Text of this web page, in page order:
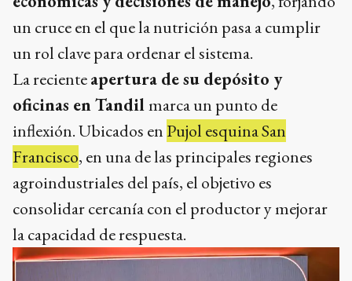
un cruce en el que la nutrición pasa a cumplir
un rol clave para ordenar el sistema.
La recienteapertura de su depósito y
oficinas en Tandilmarca un punto de
inflexión. Ubicados en Pujol esquina San
Francisco, en una de las principales regiones
agroindustriales del país, el objetivo es
consolidar cercanía con el productor y mejorar
la capacidad de respuesta.